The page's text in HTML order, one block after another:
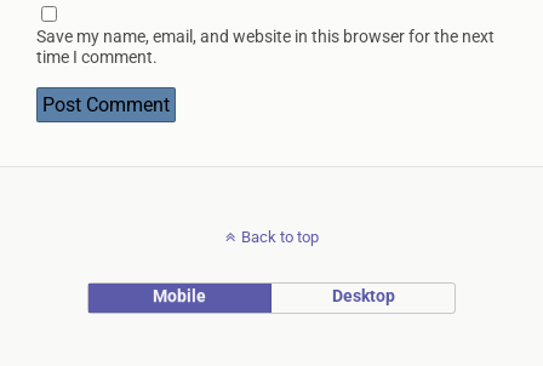
Save my name, email, and website in this browser for the next
time I comment.
Back to top
Mobile Desktop